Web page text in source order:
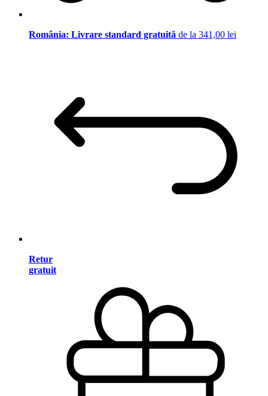
România: Livrare standard gratuită de la 341,00 lei
Retur
gratuit